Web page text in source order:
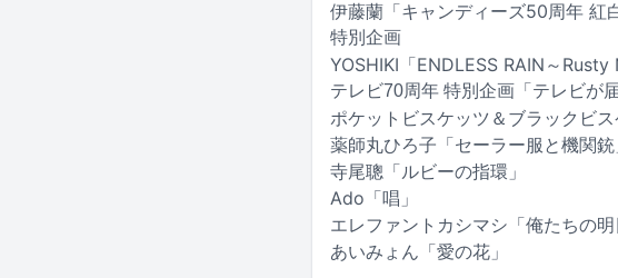
伊藤蘭「キャンディーズ50周年 紅
特別企画
YOSHIKI「ENDLESS RAIN～Rusty
テレビ70周年 特別企画「テレビが
ポケットビスケッツ＆ブラックビ
薬師丸ひろ子「セーラー服と機関銃
寺尾聰「ルビーの指環」
Ado「唱」
エレファントカシマシ「俺たちの明
あいみょん「愛の花」